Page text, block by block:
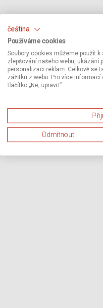
čeština
Používáme cookies
Soubory cookies můžeme použít
zlepšování našeho webu, ukázání
personalizaci reklam. Celkově se
zážitku z webu. Pro více
tlačítko „Ne, upravit“.
Odmítnout